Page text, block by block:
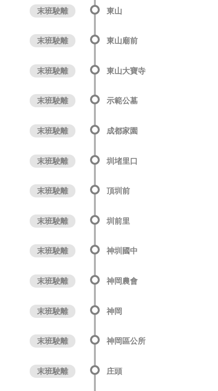
末班駛離 東山
末班駛離 東山廟前
末班駛離 東山大寶寺
末班駛離 示範公墓
末班駛離 成都家園
末班駛離 圳堵里口
末班駛離 頂圳前
末班駛離 圳前里
末班駛離 神圳國中
末班駛離 神岡農會
末班駛離 神岡
末班駛離 神岡區公所
末班駛離 庄頭